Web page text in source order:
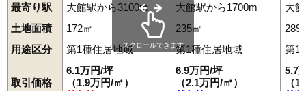
最寄り駅 大館駅から3100m 大館駅から1700m
大
土地面積
172㎡ 235㎡
289
用途区分
第1種住居地域 第1種住居地域 第1
取引価格
6.1万円/坪
（1.9万円/㎡）
6.9万円/坪
（2.1万円/㎡）
5.7
（
スクロールできます